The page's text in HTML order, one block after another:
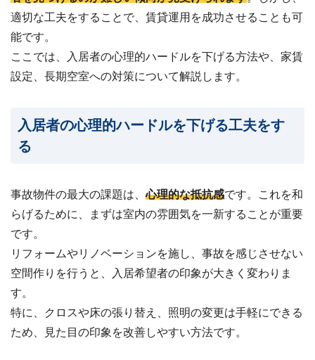
適切な工夫をすることで、賃貸運用を成功させることも可
能です。
ここでは、入居者の心理的ハードルを下げる方法や、家賃
設定、長期空室への対策について解説します。
入居者の心理的ハードルを下げる工夫をす
る
事故物件の最大の課題は、心理的な抵抗感です。これを和
らげるために、まずは室内の雰囲気を一新することが重要
です。
リフォームやリノベーションを施し、事故を感じさせない
空間作りを行うと、入居希望者の印象が大きく変わりま
す。
特に、クロスや床の張り替え、照明の変更は手軽にできる
ため、見た目の印象を改善しやすい方法です。